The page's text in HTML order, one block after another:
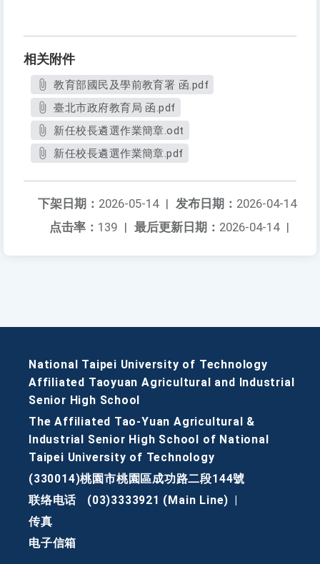
相关附件
教育部國民及學前教育署 函.pdf
臺北市政府教育局 函.pdf
新任校長遴選作業簡章.odt
新任校長遴選作業簡章.pdf
发布日期： 2026-04-14
下架日期： 2026-05-14 |
最后更新日期： 2026-04-14 |
点击率： 139 |
National Taipei University of Technology
Affiliated Taoyuan Agricultural and Industrial
Senior High School
The Affiliated Tao-Yuan Agricultural &
Industrial Senior High School of National
Taipei University of Technology
(330014)桃園市桃園區成功路二段144號
联络电话
(03)3333921 (Main Line)
传真
电子信箱